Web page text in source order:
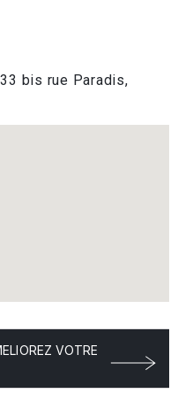
bis rue Paradis,
VOTRE